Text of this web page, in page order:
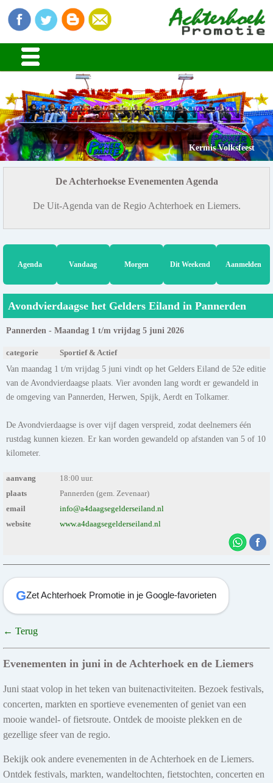
Kermis Volksfeest
De Achterhoekse Evenementen Agenda
De Uit-Agenda van de Regio Achterhoek en Liemers.
Agenda Vandaag Morgen Dit Weekend Aanmelden
Avondvierdaagse het Gelders Eiland in Pannerden
Pannerden - Maandag 1 t/m vrijdag 5 juni 2026
categorie Sportief & Actief
Van maandag 1 t/m vrijdag 5 juni vindt op het Gelders Eiland de 52e editie
van de Avondvierdaagse plaats. Vier avonden lang wordt er gewandeld in
de omgeving van Pannerden, Herwen, Spijk, Aerdt en Tolkamer.
De Avondvierdaagse is over vijf dagen verspreid, zodat deelnemers één
rustdag kunnen kiezen. Er kan worden gewandeld op afstanden van 5 of 10
kilometer.
aanvang
18:00 uur.
plaats
Pannerden (gem. Zevenaar)
email
info@a4daagsegelderseiland.nl
website
www.a4daagsegelderseiland.nl
GZet Achterhoek Promotie in je Google-favorieten
← Terug
Evenementen in juni in de Achterhoek en de Liemers
Juni staat volop in het teken van buitenactiviteiten. Bezoek festivals,
concerten, markten en sportieve evenementen of geniet van een
mooie wandel- of fietsroute. Ontdek de mooiste plekken en de
gezellige sfeer van de regio.
Bekijk ook andere evenementen in de Achterhoek en de Liemers.
Ontdek festivals, markten, wandeltochten, fietstochten, concerten en